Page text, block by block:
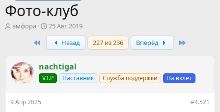
Фото-клуб
А
т
е
амфора
Д
а
а
а
ч
25 Авг 2019
Назад 227 из 236 Вперёд
nachtigal
V.I.P Наставник Служба поддержки На взлет
9 Апр 2025 #4.521